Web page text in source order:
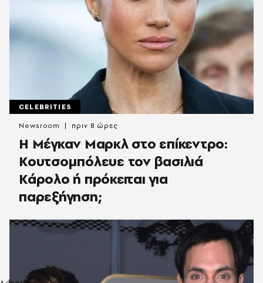
CELEBRITIES
Η Μέγκαν Μαρκλ στο επίκεντρο:
Κουτσομπόλευε τον βασιλιά
Κάρολο ή πρόκειται για
παρεξήγηση;
Newsroom πριν 8 ώρες